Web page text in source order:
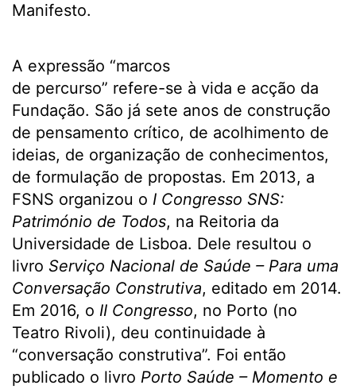
Manifesto.
A expressão “marcos
de percurso” refere-se à vida e acção da
Fundação. São já sete anos de construção
de pensamento crítico, de acolhimento de
ideias, de organização de conhecimentos,
de formulação de propostas. Em 2013, a
FSNS organizou o I Congresso SNS:
Património de Todos, na Reitoria da
Universidade de Lisboa. Dele resultou o
livro Serviço Nacional de Saúde – Para uma
Conversação Construtiva, editado em 2014.
Em 2016, o II Congresso, no Porto (no
Teatro Rivoli), deu continuidade à
“conversação construtiva”. Foi então
publicado o livro Porto Saúde – Momento e